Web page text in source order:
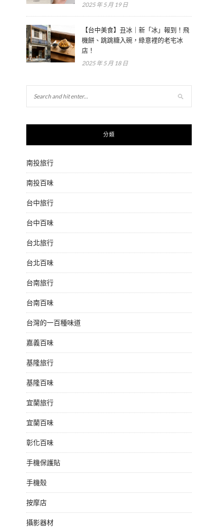
2025 年 5 月 19 日
【台中美食】丑冰｜新「冰」報到！飛
機餅、跳跳糖入碗，綠意裡的老宅冰
店！
2025 年 5 月 18 日
分類
南投旅行
南投百味
台中旅行
台中百味
台北旅行
台北百味
台南旅行
台南百味
台灣的一百種味道
嘉義百味
基隆旅行
基隆百味
宜蘭旅行
宜蘭百味
彰化百味
手機保護貼
手機殼
按摩店
攝影器材